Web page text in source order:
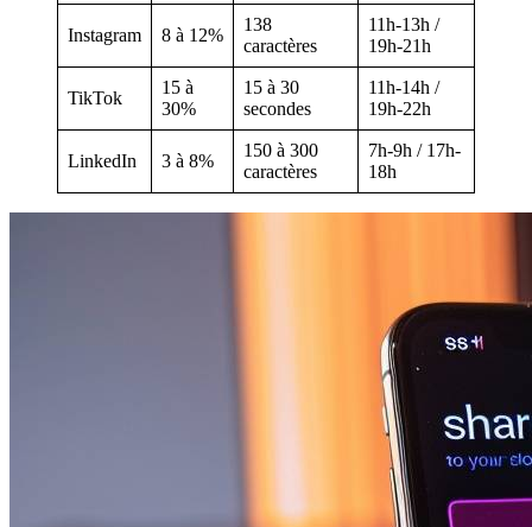
Instagram 8 à 12%
138
caractères
11h-13h /
19h-21h
TikTok
15 à
30%
15 à 30
secondes
11h-14h /
19h-22h
LinkedIn 3 à 8%
150 à 300
caractères
7h-9h / 17h-
18h